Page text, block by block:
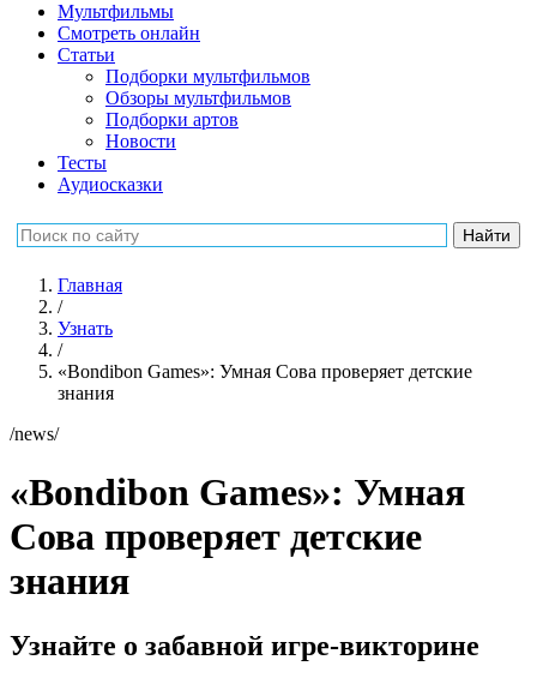
Мультфильмы
Смотреть онлайн
Статьи
Подборки мультфильмов
Обзоры мультфильмов
Подборки артов
Новости
Тесты
Аудиосказки
Главная
/
Узнать
/
«Bondibon Games»: Умная Сова проверяет детские
знания
/news/
«Bondibon Games»: Умная
Сова проверяет детские
знания
Узнайте о забавной игре-викторине